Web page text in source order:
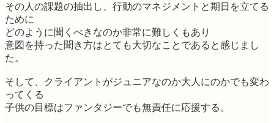
その人の課題の抽出し、行動のマネジメントと期日を立てる
ために
どのように聞くべきなのか非常に難しくもあり
意図を持った聞き方はとても大切なことであると感じまし
た。
そして、クライアントがジュニアなのか大人にのかでも変わ
ってくる
子供の目標はファンタジーでも無責任に応援する。